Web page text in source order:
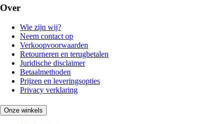
Over
Wie zijn wij?
Neem contact op
Verkoopvoorwaarden
Retourneren en terugbetalen
Juridische disclaimer
Betaalmethoden
Prijzen en leveringsopties
Privacy verklaring
Onze winkels